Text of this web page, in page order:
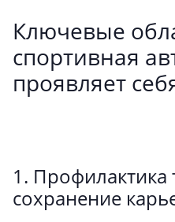
Ключевые
спортивная
проявляет
1. Профилактика
сохранение